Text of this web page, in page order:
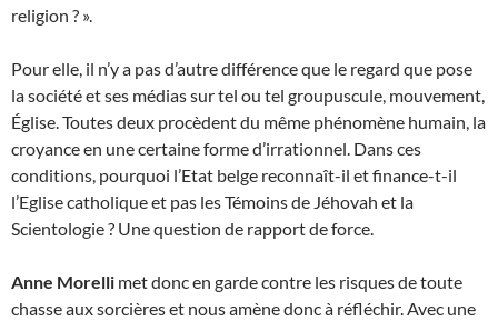
religion ? ».
Pour elle, il n’y a pas d’autre différence que le regard que pose
la société et ses médias sur tel ou tel groupuscule, mouvement,
Église. Toutes deux procèdent du même phénomène humain, la
croyance en une certaine forme d’irrationnel. Dans ces
conditions, pourquoi l’Etat belge reconnaît-il et finance-t-il
l’Eglise catholique et pas les Témoins de Jéhovah et la
Scientologie ? Une question de rapport de force.
Anne Morelli met donc en garde contre les risques de toute
chasse aux sorcières et nous amène donc à réfléchir. Avec une